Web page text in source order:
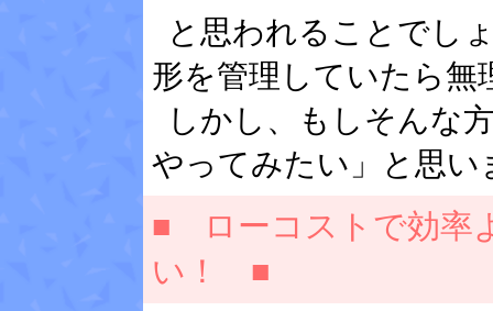
と思われることでし
形を管理していたら無
しかし、もしそんな
やってみたい」と思い
■
ローコストで効率
い！
■